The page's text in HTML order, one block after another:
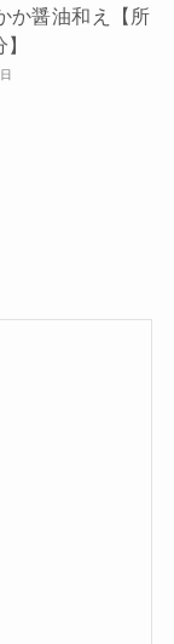
か醤油和え【所